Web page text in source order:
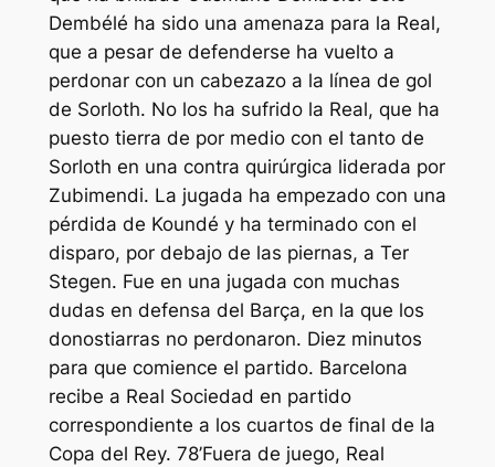
Dembélé ha sido una amenaza para la Real,
que a pesar de defenderse ha vuelto a
perdonar con un cabezazo a la línea de gol
de Sorloth. No los ha sufrido la Real, que ha
puesto tierra de por medio con el tanto de
Sorloth en una contra quirúrgica liderada por
Zubimendi. La jugada ha empezado con una
pérdida de Koundé y ha terminado con el
disparo, por debajo de las piernas, a Ter
Stegen. Fue en una jugada con muchas
dudas en defensa del Barça, en la que los
donostiarras no perdonaron. Diez minutos
para que comience el partido. Barcelona
recibe a Real Sociedad en partido
correspondiente a los cuartos de final de la
Copa del Rey. 78’Fuera de juego, Real